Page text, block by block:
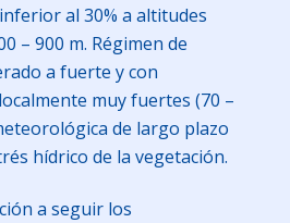
al 30% a altitudes
– 900 m. Régimen de
a fuerte y con
muy fuertes (70 –
de largo plazo
hídrico de la vegetación.
a seguir los